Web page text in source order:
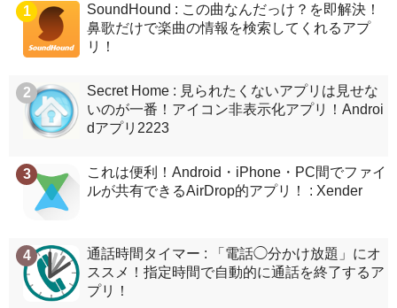
1
SoundHound : この曲なんだっけ？を即解決！
鼻歌だけで楽曲の情報を検索してくれるアプ
リ！
2
Secret Home : 見られたくないアプリは見せな
いのが一番！アイコン非表示化アプリ！Androi
dアプリ2223
3
これは便利！Android・iPhone・PC間でファイ
ルが共有できるAirDrop的アプリ！ : Xender
4
通話時間タイマー : 「電話◯分かけ放題」にオ
ススメ！指定時間で自動的に通話を終了するア
プリ！